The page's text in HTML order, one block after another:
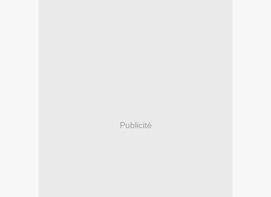
Publicité